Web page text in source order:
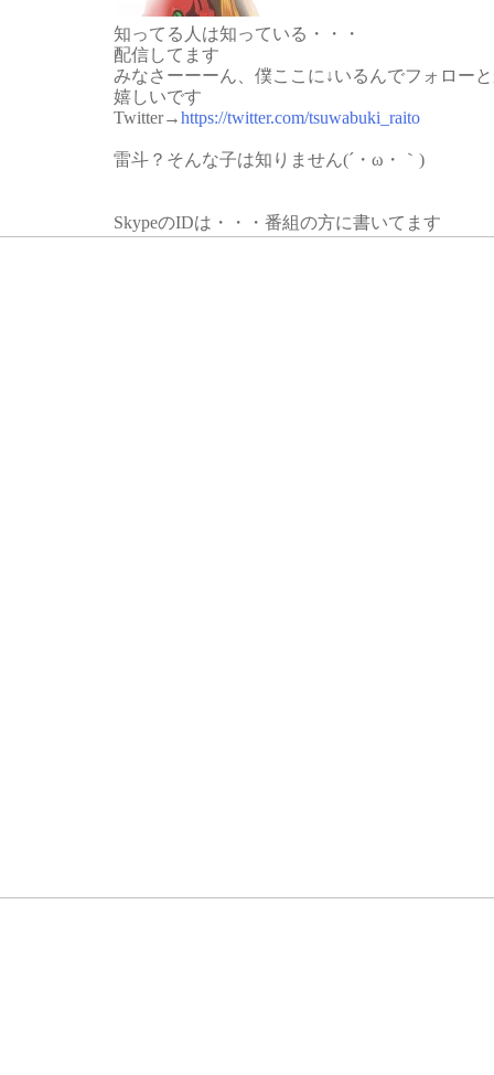
知ってる人は知っている・・・
配信してます
みなさーーーん、僕ここに↓いるんでフォロー
嬉しいです
Twitter→https://twitter.com/tsuwabuki_raito
雷斗？そんな子は知りません(´・ω・｀)
SkypeのIDは・・・番組の方に書いてます